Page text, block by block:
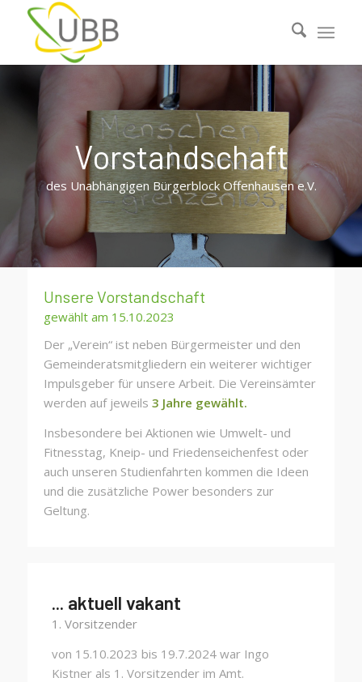
Vorstandschaft
des Unabhängigen Bürgerblock Offenhausen e.V.
Unsere Vorstandschaft
gewählt am 15.10.2023
Der „Verein“ ist neben Bürgermeister und den
Gemeinderatsmitgliedern ein weiterer wichtiger
Impulsgeber für unsere Arbeit. Die Vereinsämter
werden auf jeweils 3 Jahre gewählt.
Insbesondere bei Aktionen wie Umwelt- und
Fitnesstag, Kneip- und Friedenseichenfest oder
auch unseren Studienfahrten kommen die Ideen
und die zusätzliche Power besonders zur
Geltung.
... aktuell vakant
1. Vorsitzender
von 15.10.2023 bis 19.7.2024 war Ingo
Kistner als 1. Vorsitzender im Amt.